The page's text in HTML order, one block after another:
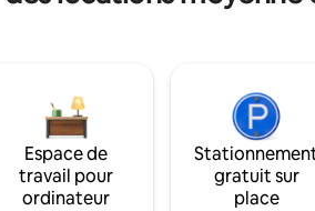
Espace de
travail pour
ordinateur
gratuit sur
place